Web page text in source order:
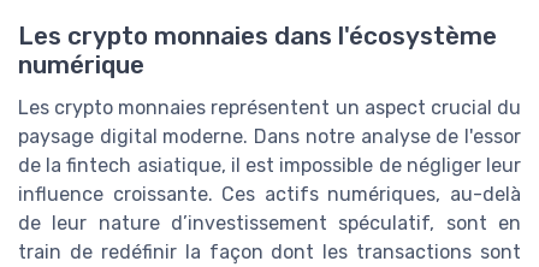
Les crypto monnaies dans l'écosystème
numérique
Les crypto monnaies représentent un aspect crucial du
paysage digital moderne. Dans notre analyse de l'essor
de la fintech asiatique, il est impossible de négliger leur
influence croissante. Ces actifs numériques, au-delà
de leur nature d’investissement spéculatif, sont en
train de redéfinir la façon dont les transactions sont